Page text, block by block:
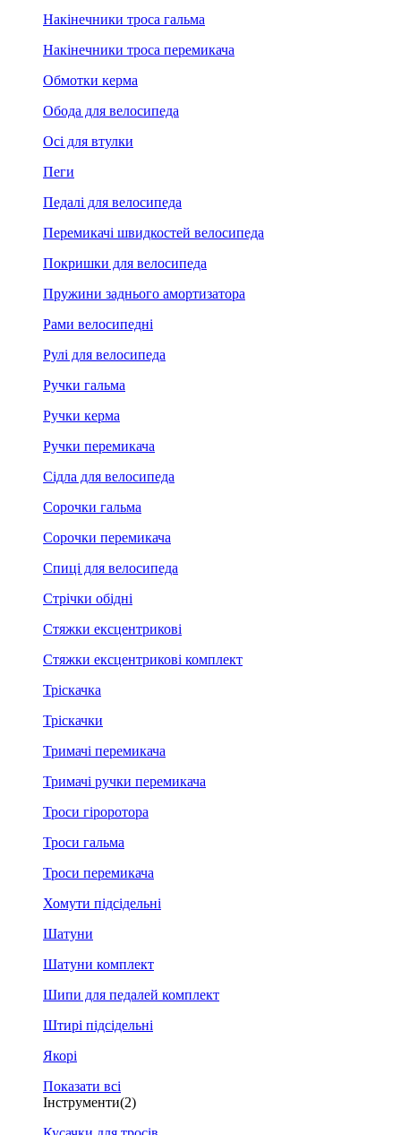
Накінечники троса гальма
Накінечники троса перемикача
Обмотки керма
Обода для велосипеда
Осі для втулки
Пеги
Педалі для велосипеда
Перемикачі швидкостей велосипеда
Покришки для велосипеда
Пружини заднього амортизатора
Рами велосипедні
Рулі для велосипеда
Ручки гальма
Ручки керма
Ручки перемикача
Сідла для велосипеда
Сорочки гальма
Сорочки перемикача
Спиці для велосипеда
Стрічки обідні
Стяжки ексцентрикові
Стяжки ексцентрикові комплект
Тріскачка
Тріскачки
Тримачі перемикача
Тримачі ручки перемикача
Троси гіроротора
Троси гальма
Троси перемикача
Хомути підсідельні
Шатуни
Шатуни комплект
Шипи для педалей комплект
Штирі підсідельні
Якорі
Показати всі
Інструменти(2)